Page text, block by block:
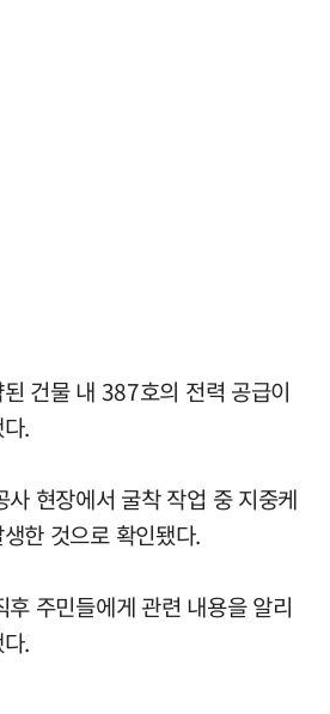
건물 내 387호의 전력 공급이
.
현장에서 굴착 작업 중 지중케
한 것으로 확인됐다.
주민들에게 관련 내용을 알리
.